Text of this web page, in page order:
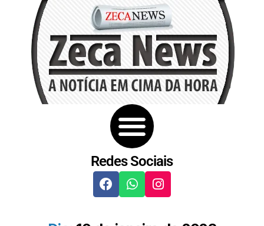
Redes Sociais